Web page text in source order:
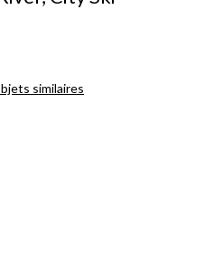
similaires